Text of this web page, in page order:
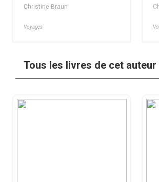
Christine Braun
Voyages
Tous les livres de cet auteur